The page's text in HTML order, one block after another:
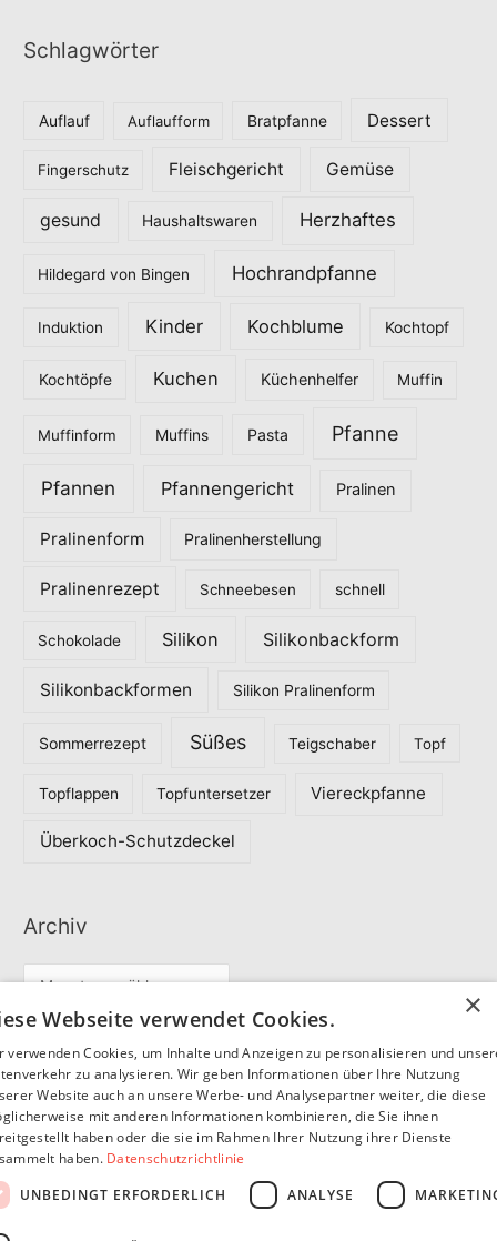
e
Schlagwörter
Auflauf Auflaufform Bratpfanne Dessert
Fingerschutz Fleischgericht Gemüse
gesund Haushaltswaren Herzhaftes
Hildegard von Bingen Hochrandpfanne
Induktion Kinder Kochblume Kochtopf
Kochtöpfe Kuchen Küchenhelfer Muffin
Muffinform Muffins Pasta Pfanne
Pfannen Pfannengericht Pralinen
Pralinenform Pralinenherstellung
Pralinenrezept Schneebesen schnell
Schokolade Silikon Silikonbackform
Silikonbackformen Silikon Pralinenform
Sommerrezept Süßes Teigschaber Topf
Topflappen Topfuntersetzer Viereckpfanne
Überkoch-Schutzdeckel
Archiv
i
v
Partner
SommerSEO
×
Webseite verwendet Cookies.
verwenden Cookies, um Inhalte und Anzeigen zu personalisieren und
zu analysieren. Wir geben Informationen über Ihre Nutzung
Website auch an unsere Werbe- und Analysepartner weiter, die diese
mit anderen Informationen kombinieren, die Sie ihnen
haben oder die sie im Rahmen Ihrer Nutzung ihrer Dienste
haben. Datenschutzrichtlinie
UNBEDINGT ERFORDERLICH
ANALYSE